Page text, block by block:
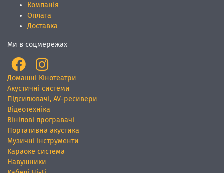
Компанія
Оплата
Доставка
Ми в соцмережах
Домашні Кінотеатри
Акустичні системи
Підсилювачі, AV-ресивери
Відеотехніка
Вінілові програвачі
Портативна акустика
Музичні інструменти
Караоке система
Навушники